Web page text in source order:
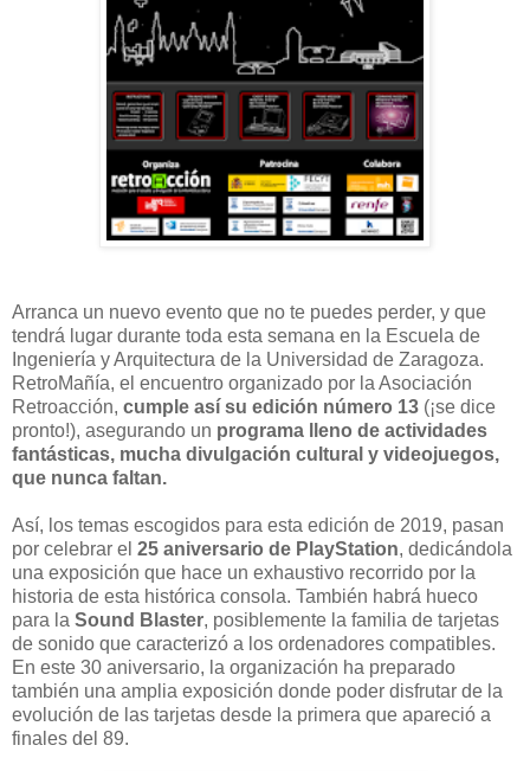
Arranca un nuevo evento que no te puedes perder, y que
tendrá lugar durante toda esta semana en la Escuela de
Ingeniería y Arquitectura de la Universidad de Zaragoza.
RetroMañía, el encuentro organizado por la Asociación
Retroacción, cumple así su edición número 13 (¡se dice
pronto!), asegurando un programa lleno de actividades
fantásticas, mucha divulgación cultural y videojuegos,
que nunca faltan.
Así, los temas escogidos para esta edición de 2019, pasan
por celebrar el 25 aniversario de PlayStation, dedicándola
una exposición que hace un exhaustivo recorrido por la
historia de esta histórica consola. También habrá hueco
para la Sound Blaster, posiblemente la familia de tarjetas
de sonido que caracterizó a los ordenadores compatibles.
En este 30 aniversario, la organización ha preparado
también una amplia exposición donde poder disfrutar de la
evolución de las tarjetas desde la primera que apareció a
finales del 89.